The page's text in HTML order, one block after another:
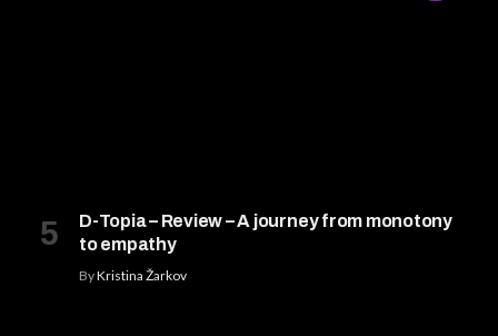
D-Topia – Review – A journey from monotony
to empathy
ByKristina Žarkov